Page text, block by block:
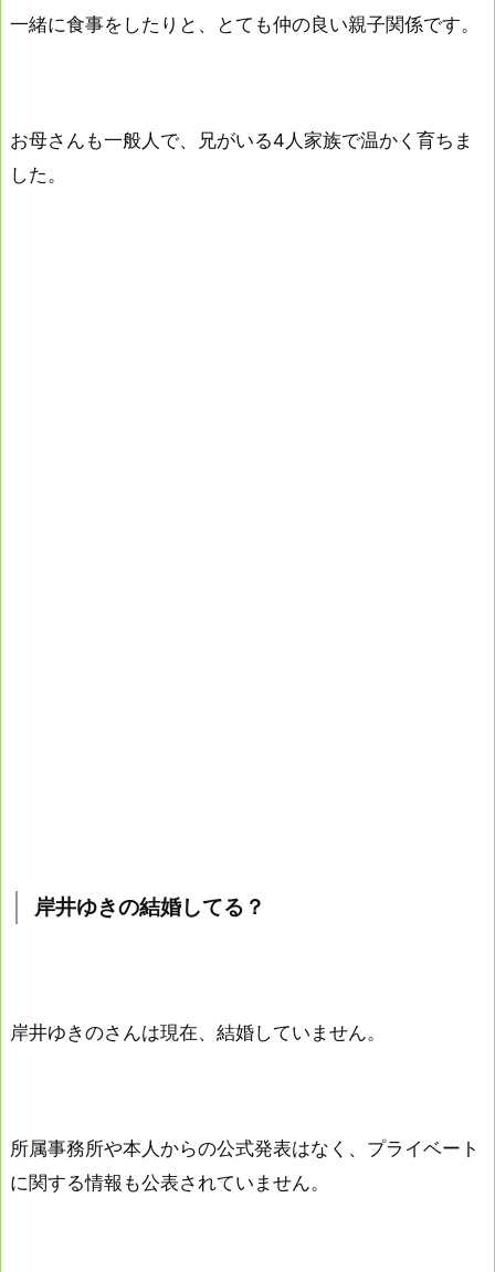
一緒に食事をしたりと、とても仲の良い親子関係です。
お母さんも一般人で、兄がいる4人家族で温かく育ちま
した。
岸井ゆきの結婚してる？
岸井ゆきのさんは現在、結婚していません。
所属事務所や本人からの公式発表はなく、プライベート
に関する情報も公表されていません。